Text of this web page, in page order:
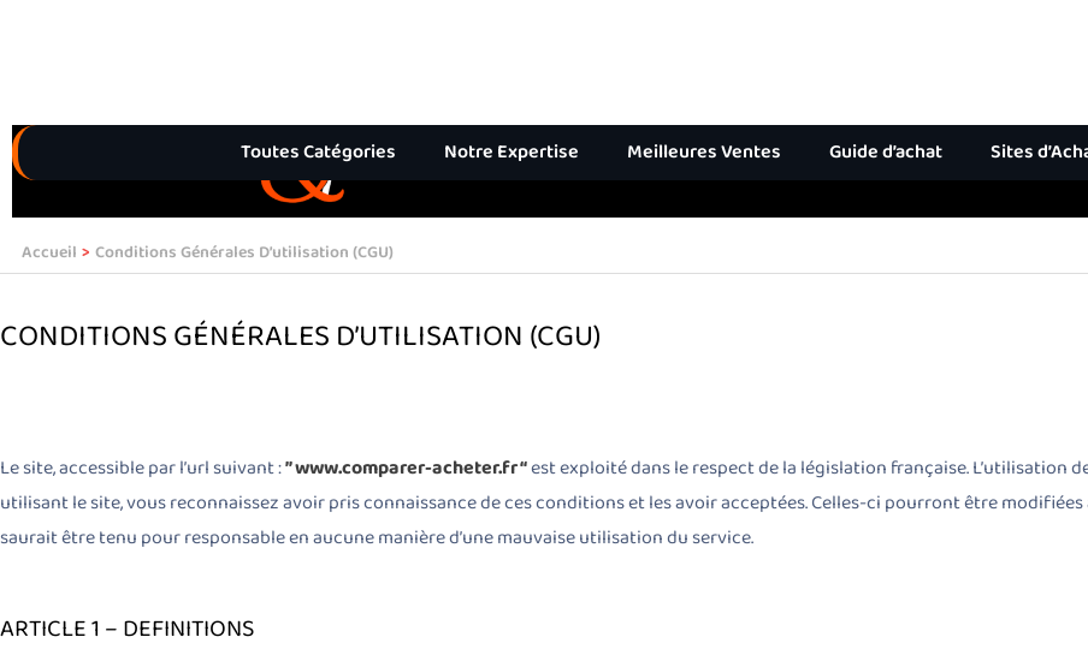
Toutes Catégories Notre Expertise Meilleures Ventes Guide d’achat Sites
* Le magazine des experts présents sur les réseaux
Accueil Conditions Générales D’utilisation (CGU)
CONDITIONS GÉNÉRALES D’UTILISATION (CGU)
Le site, accessible par l’url suivant :” www.comparer-acheter.fr “est exploité dans le respect de la législation française. L’utilisation
utilisant le site, vous reconnaissez avoir pris connaissance de ces conditions et les avoir acceptées. Celles-ci pourront être
saurait être tenu pour responsable en aucune manière d’une mauvaise utilisation du service.
ARTICLE 1 – DEFINITIONS